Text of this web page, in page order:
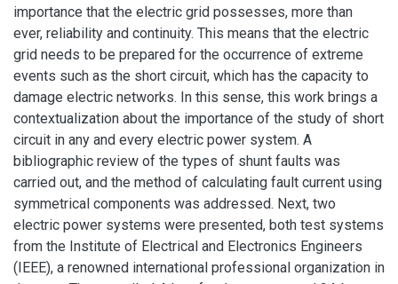
importance that the electric grid possesses, more than
ever, reliability and continuity. This means that the electric
grid needs to be prepared for the occurrence of extreme
events such as the short circuit, which has the capacity to
damage electric networks. In this sense, this work brings a
contextualization about the importance of the study of short
circuit in any and every electric power system. A
bibliographic review of the types of shunt faults was
carried out, and the method of calculating fault current using
symmetrical components was addressed. Next, two
electric power systems were presented, both test systems
from the Institute of Electrical and Electronics Engineers
(IEEE), a renowned international professional organization in